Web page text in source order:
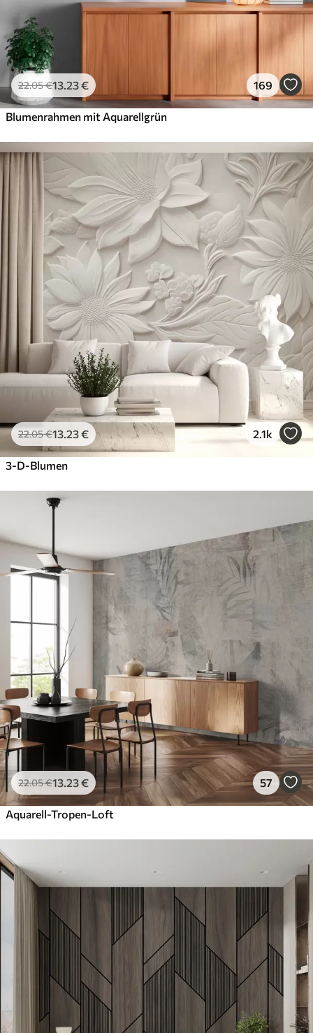
22.05€13 .23€ 169
Blumenrahmen mit Aquarellgrün
22.05€13 .23€ 2.1k
3-D-Blumen
22.05€13 .23€ 57
Aquarell-Tropen-Loft